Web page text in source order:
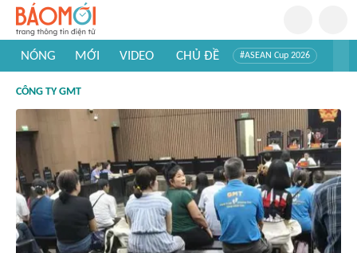
NÓNG MỚI VIDEO CHỦ ĐỀ #ASEAN Cup 2026
#Khám phá thế giới
CÔNG TY GMT